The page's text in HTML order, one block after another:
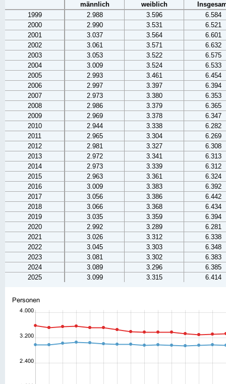
männlich weiblich
1999
2.988 3.596
6.584
2000
2.990 3.531
6.521
2001
3.037 3.564
6.601
2002
3.061 3.571
6.632
2003
3.053 3.522
6.575
2004
3.009 3.524
6.533
2005
2.993 3.461
6.454
2006
2.997 3.397
6.394
2007
2.973 3.380
6.353
2008
2.986 3.379
6.365
2009
2.969 3.378
6.347
2010
2.944 3.338
6.282
2011
2.965 3.304
6.269
2012
2.981 3.327
6.308
2013
2.972 3.341
6.313
2014
2.973 3.339
6.312
2015
2.963 3.361
6.324
2016
3.009 3.383
6.392
2017
3.056 3.386
6.442
2018
3.066 3.368
6.434
2019
3.035 3.359
6.394
2020
2.992 3.289
6.281
2021
3.026 3.312
6.338
2022
3.045 3.303
6.348
2023
3.081 3.302
6.383
2024
3.089 3.296
6.385
2025
3.099 3.315 6.414